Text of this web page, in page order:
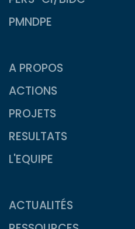
PMNDPE
A PROPOS
ACTIONS
PROJETS
RESULTATS
L'EQUIPE
ACTUALITÉS